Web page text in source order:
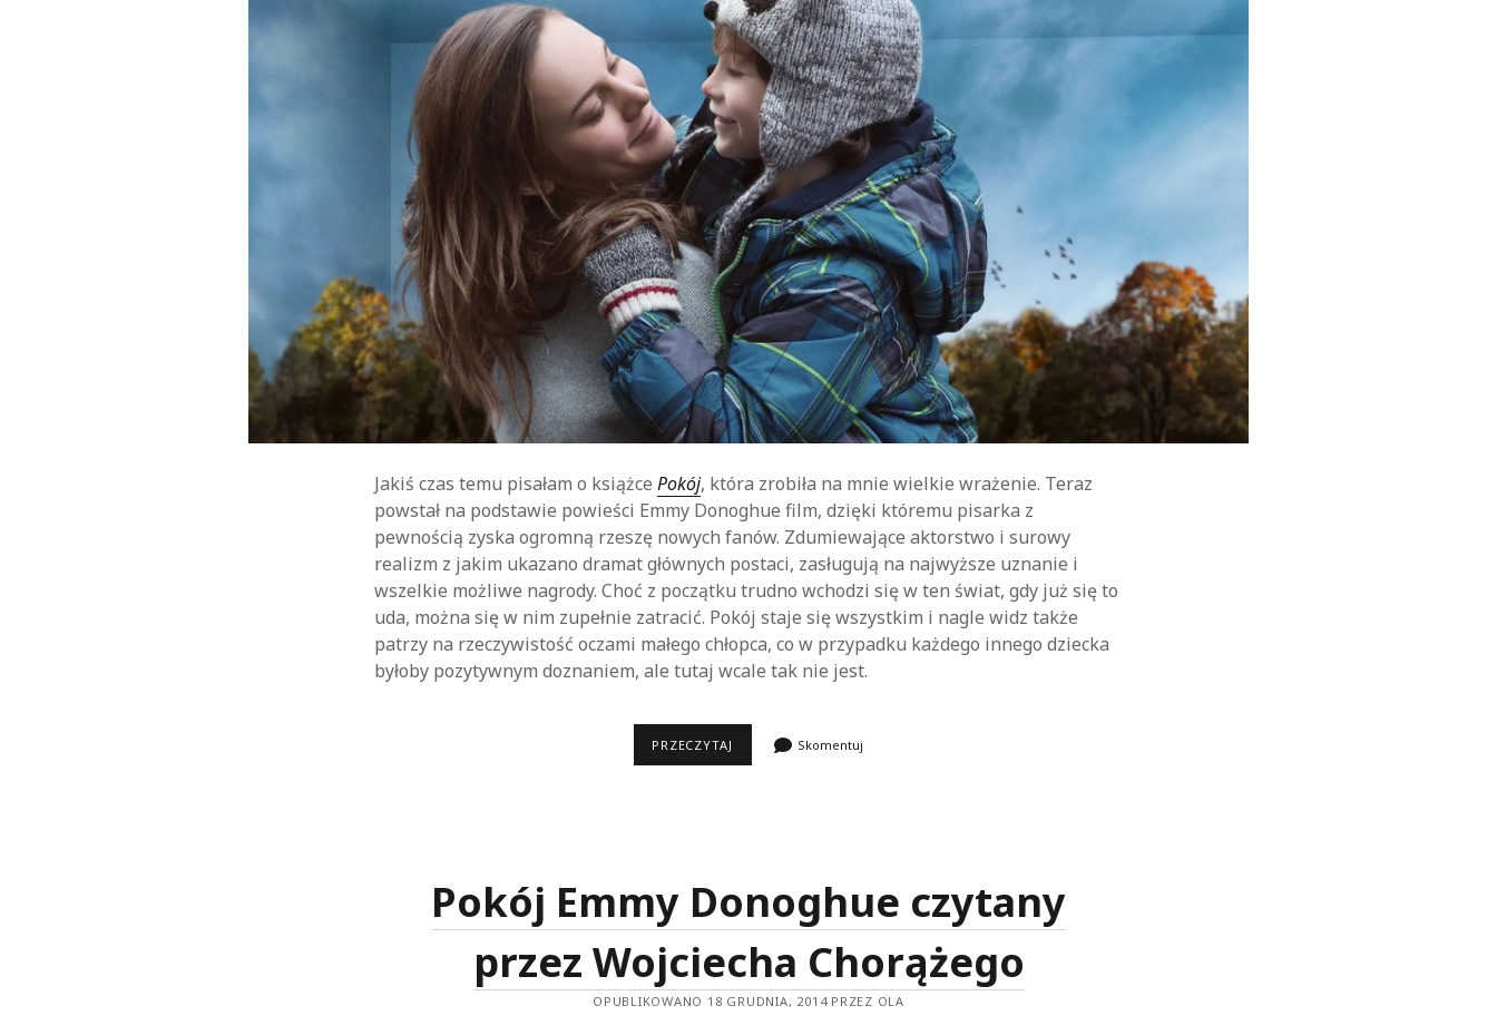
Knausgård komedie romantyczne kryminał
Londyn NetflixNowy Jork
Paryż polskie filmy PRL sci-fiscience-
fictionserial BBCthrillerUSAWarszawa
weganizmWydawnictwo Muza
Wydawnictwo Uniwersytetu
Jagiellońskiego Wydawnictwo ZnakXIX
wiekXVIII wiekXX wiek
Jakiś czas temu pisałam o książcePokój, która zrobiła na mnie wielkie wrażenie. Teraz
powstał na podstawie powieści Emmy Donoghue film, dzięki któremu pisarka z
pewnością zyska ogromną rzeszę nowych fanów. Zdumiewające aktorstwo i surowy
realizm z jakim ukazano dramat głównych postaci, zasługują na najwyższe uznanie i
wszelkie możliwe nagrody. Choć z początku trudno wchodzi się w ten świat, gdy już się to
uda, można się w nim zupełnie zatracić. Pokój staje się wszystkim i nagle widz także
patrzy na rzeczywistość oczami małego chłopca, co w przypadku każdego innego dziecka
byłoby pozytywnym doznaniem, ale tutaj wcale tak nie jest.
PRZECZYTAJ POKÓJ Skomentuj
Pokój Emmy Donoghue czytany
przez Wojciecha Chorążego
OPUBLIKOWANO 18 GRUDNIA, 2014 PRZEZ OLA